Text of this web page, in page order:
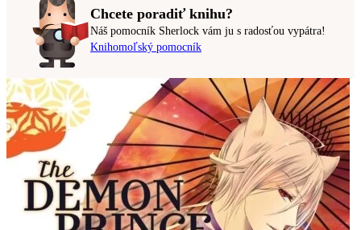
Chcete poradiť knihu?
Náš pomocník Sherlock vám ju s radosťou vypátra!
Knihomoľský pomocník